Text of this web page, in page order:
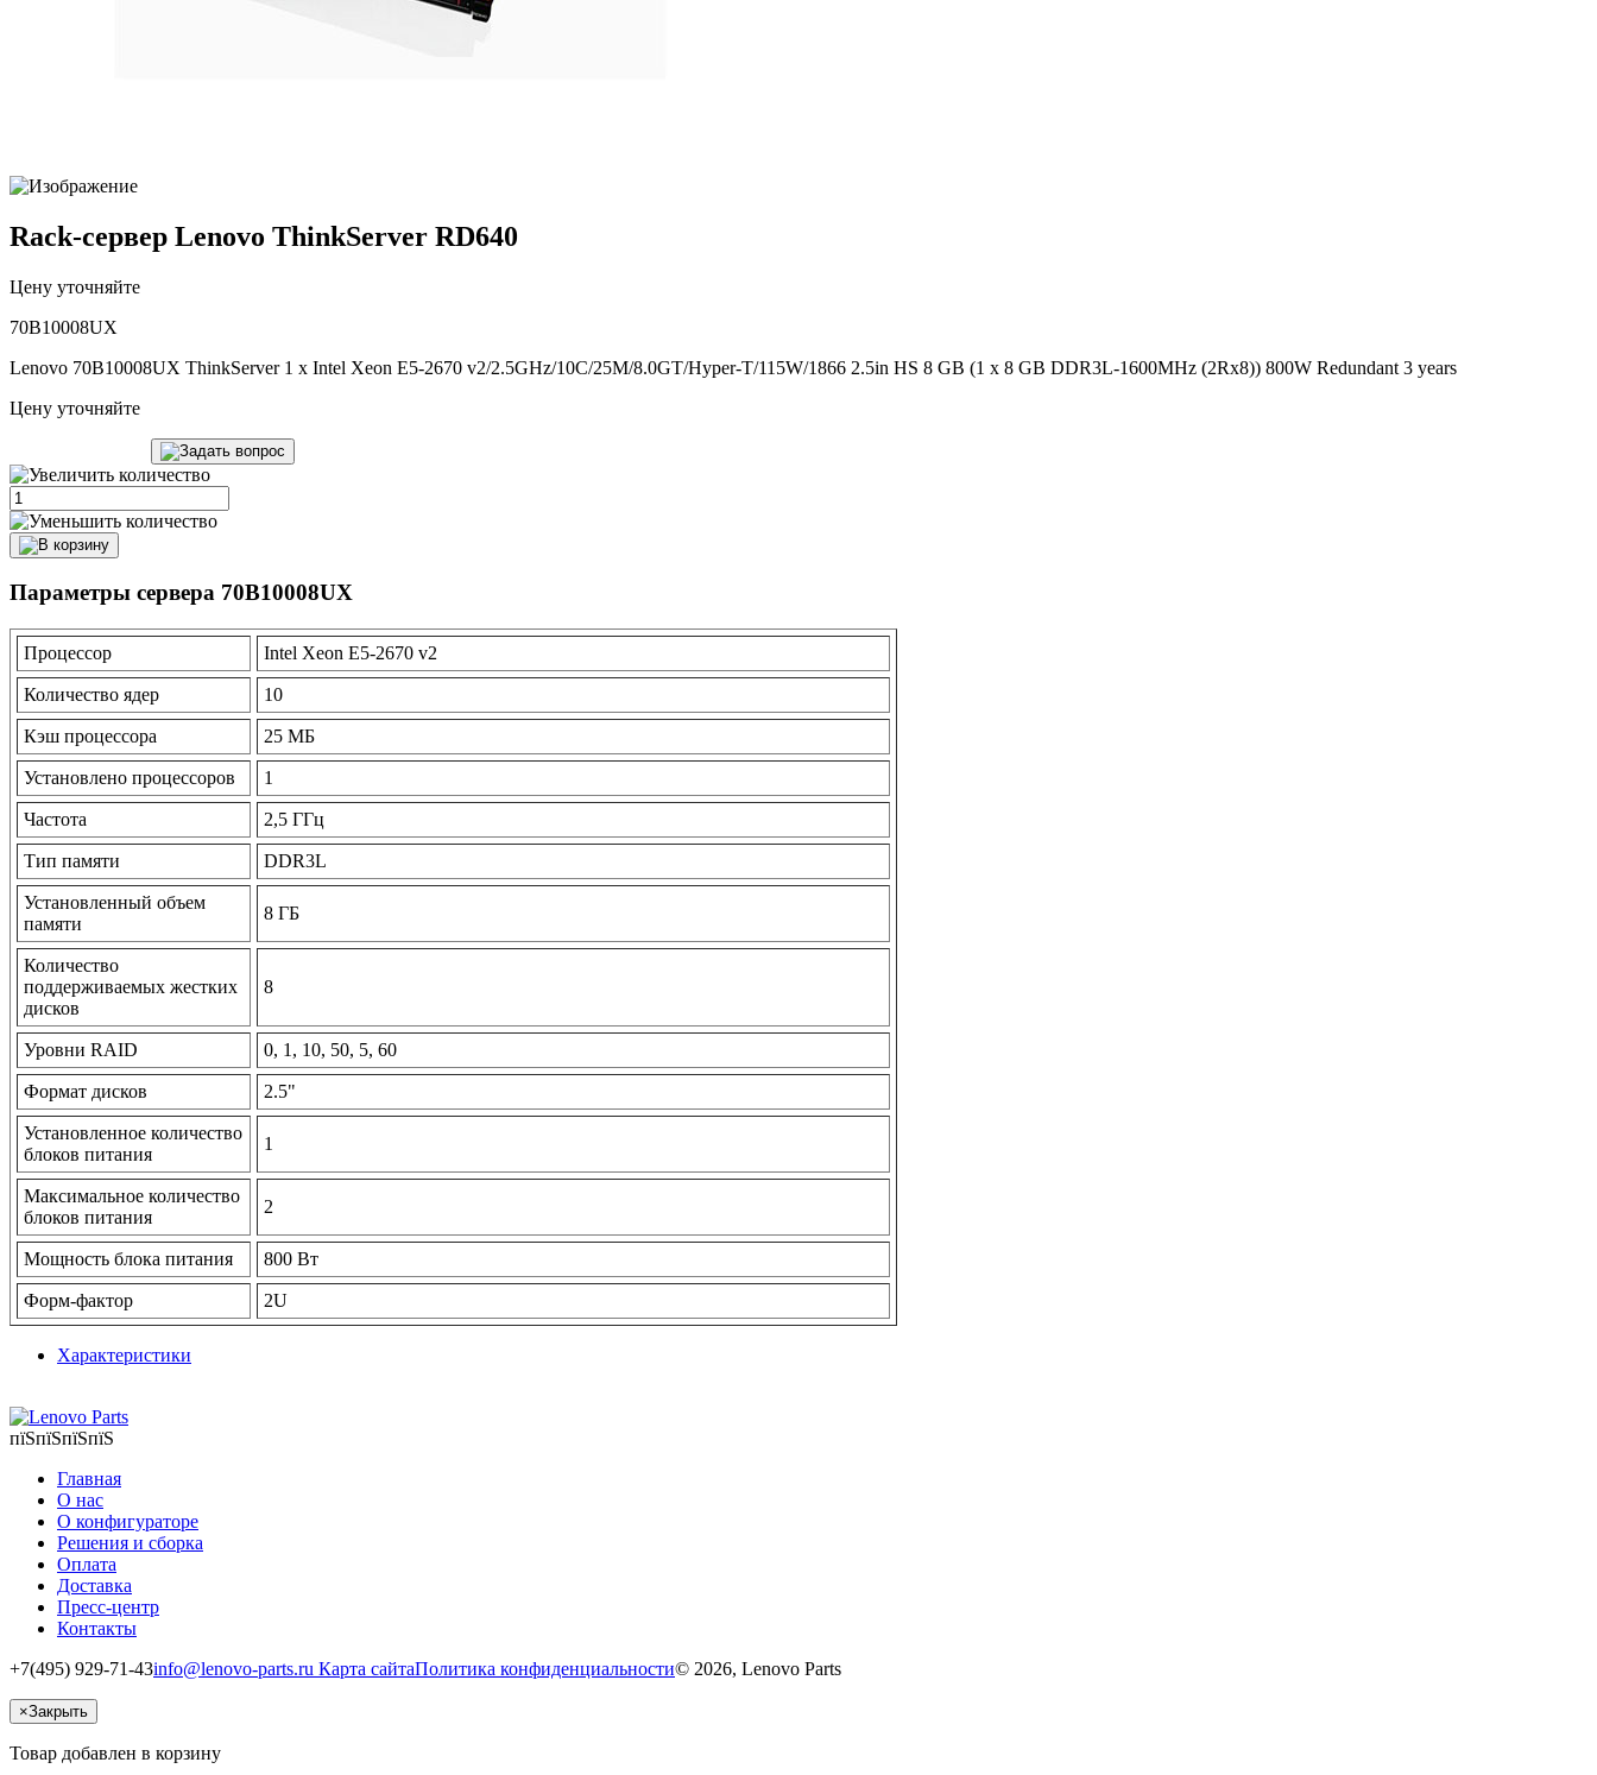
Rack-сервер Lenovo ThinkServer RD640
Цену уточняйте
70B10008UX
Lenovo 70B10008UX ThinkServer 1 x Intel Xeon E5-2670 v2/2.5GHz/10C/25M/8.0GT/Hyper-T/115W/1866 2.5in HS 8 GB (1 x 8 GB DDR3L-1600MHz (2Rx8)) 800W Redundant 3 years
Цену уточняйте
Параметры сервера 70B10008UX
Процессор Intel Xeon E5-2670 v2
Количество ядер 10
Кэш процессора 25 МБ
Установлено процессоров 1
Частота 2,5 ГГц
Тип памяти DDR3L
Установленный объем
памяти
8 ГБ
Количество
поддерживаемых жестких
дисков
8
Уровни RAID 0, 1, 10, 50, 5, 60
Формат дисков 2.5"
Установленное количество
блоков питания
1
Максимальное количество
блоков питания
2
Мощность блока питания 800 Вт
Форм-фактор 2U
Характеристики
пїЅпїЅпїЅпїЅ
Главная
О нас
О конфигураторе
Решения и сборка
Оплата
Доставка
Пресс-центр
Контакты
+7(495) 929-71-43info@lenovo-parts.ru Карта сайтаПолитика конфиденциальности© 2026, Lenovo Parts
×Закрыть
Товар добавлен в корзину